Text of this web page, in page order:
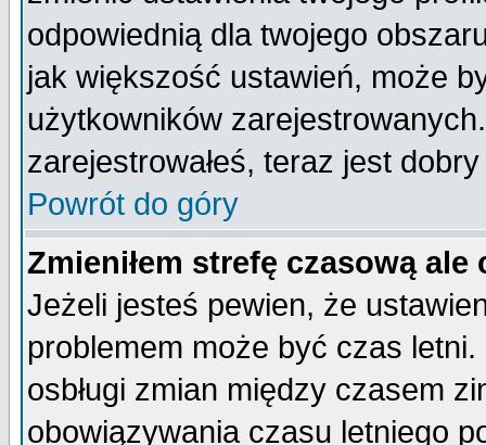
odpowiednią dla twojego
jak większość ustawień, może
użytkowników
zarejestrowałeś, teraz jest
Powrót do góry
Zmieniłem strefę czasową
Jeżeli jesteś pewien, że
problemem może być czas
osbługi zmian między czasem
obowiązywania czasu letniego